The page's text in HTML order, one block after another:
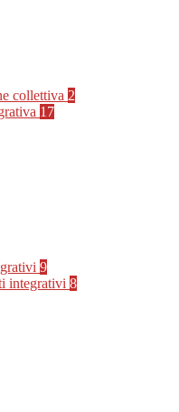
collettiva 2
17
9
integrativi 8